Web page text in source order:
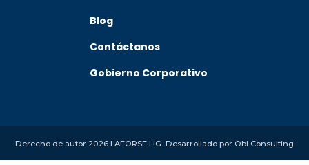
Blog
Contáctanos
Gobierno Corporativo
Derecho de autor 2026 LAFORSE HG. Desarrollado por Obi Consulting